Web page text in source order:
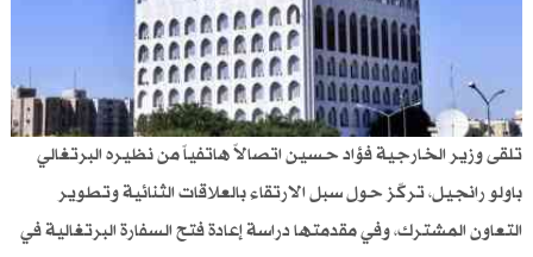
تلقى وزير الخارجية فؤاد حسين اتصالاً هاتفياً من نظيره البرتغالي
باولو رانجيل، تركّز حول سبل الارتقاء بالعلاقات الثنائية وتطوير
التعاون المشترك، وفي مقدمتها دراسة إعادة فتح السفارة البرتغالية في